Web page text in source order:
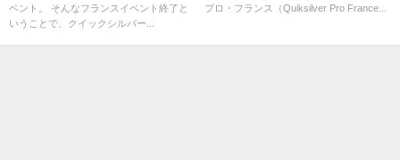
ベント。 そんなフランスイベント終了と
いうことで、クイックシルバー...
プロ・フランス（Quiksilver Pro France...